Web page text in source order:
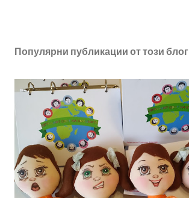
Популярни публикации от този блог